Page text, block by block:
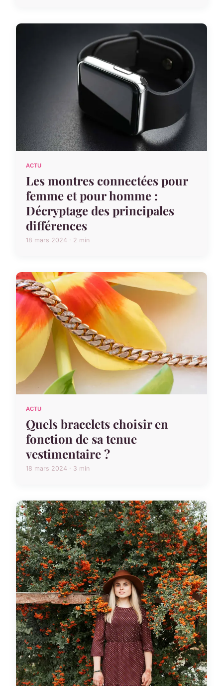
ACTU
Les montres connectées pour
femme et pour homme :
Décryptage des principales
différences
18 mars 2024 · 2 min
ACTU
Quels bracelets choisir en
fonction de sa tenue
vestimentaire ?
18 mars 2024 · 3 min